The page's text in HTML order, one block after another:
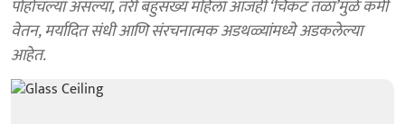
पोहोचल्या असल्या, तरी बहुसंख्य महिला आजही ‘चिकट तळा’मुळे कमी
वेतन, मर्यादित संधी आणि संरचनात्मक अडथळ्यांमध्ये अडकलेल्या
आहेत.